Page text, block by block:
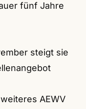
fünf Jahre
steigt sie
AEWV